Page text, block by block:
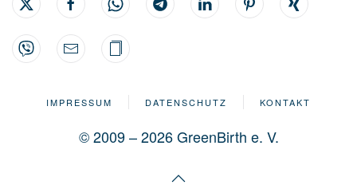
IMPRESSUM DATENSCHUTZ KONTAKT
© 2009 – 2026 GreenBirth e. V.